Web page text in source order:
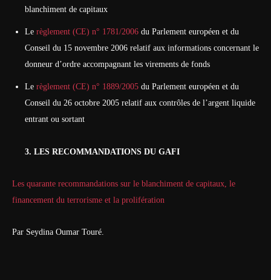
blanchiment de capitaux
Le règlement (CE) n° 1781/2006 du Parlement européen et du
Conseil du 15 novembre 2006 relatif aux informations concernant le
donneur d’ordre accompagnant les virements de fonds
Le règlement (CE) n° 1889/2005 du Parlement européen et du
Conseil du 26 octobre 2005 relatif aux contrôles de l’argent liquide
entrant ou sortant
3. LES RECOMMANDATIONS DU GAFI
Les quarante recommandations sur le blanchiment de capitaux, le
financement du terrorisme et la prolifération
Par Seydina Oumar Touré.